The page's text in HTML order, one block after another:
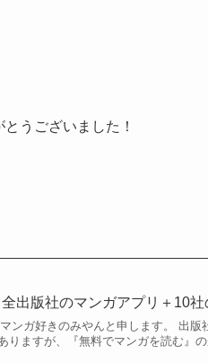
うございました！
出版社のマンガアプリ＋10社
ンガ好きのみやんと申します。 出
りますが、『無料でマンガを読む』